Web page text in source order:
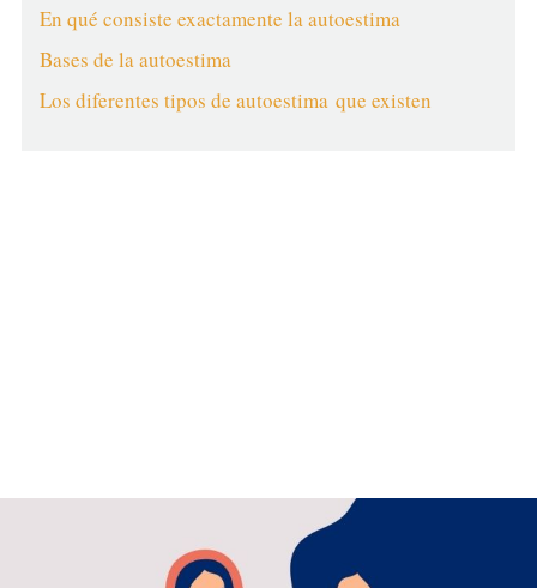
En qué consiste exactamente la autoestima
Bases de la autoestima
Los diferentes tipos de autoestima que existen